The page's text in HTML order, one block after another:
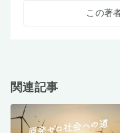
この著
関連記事